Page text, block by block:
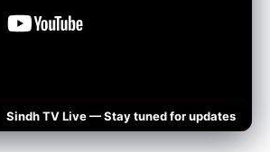
Sindh TV Live — Stay tuned for updates